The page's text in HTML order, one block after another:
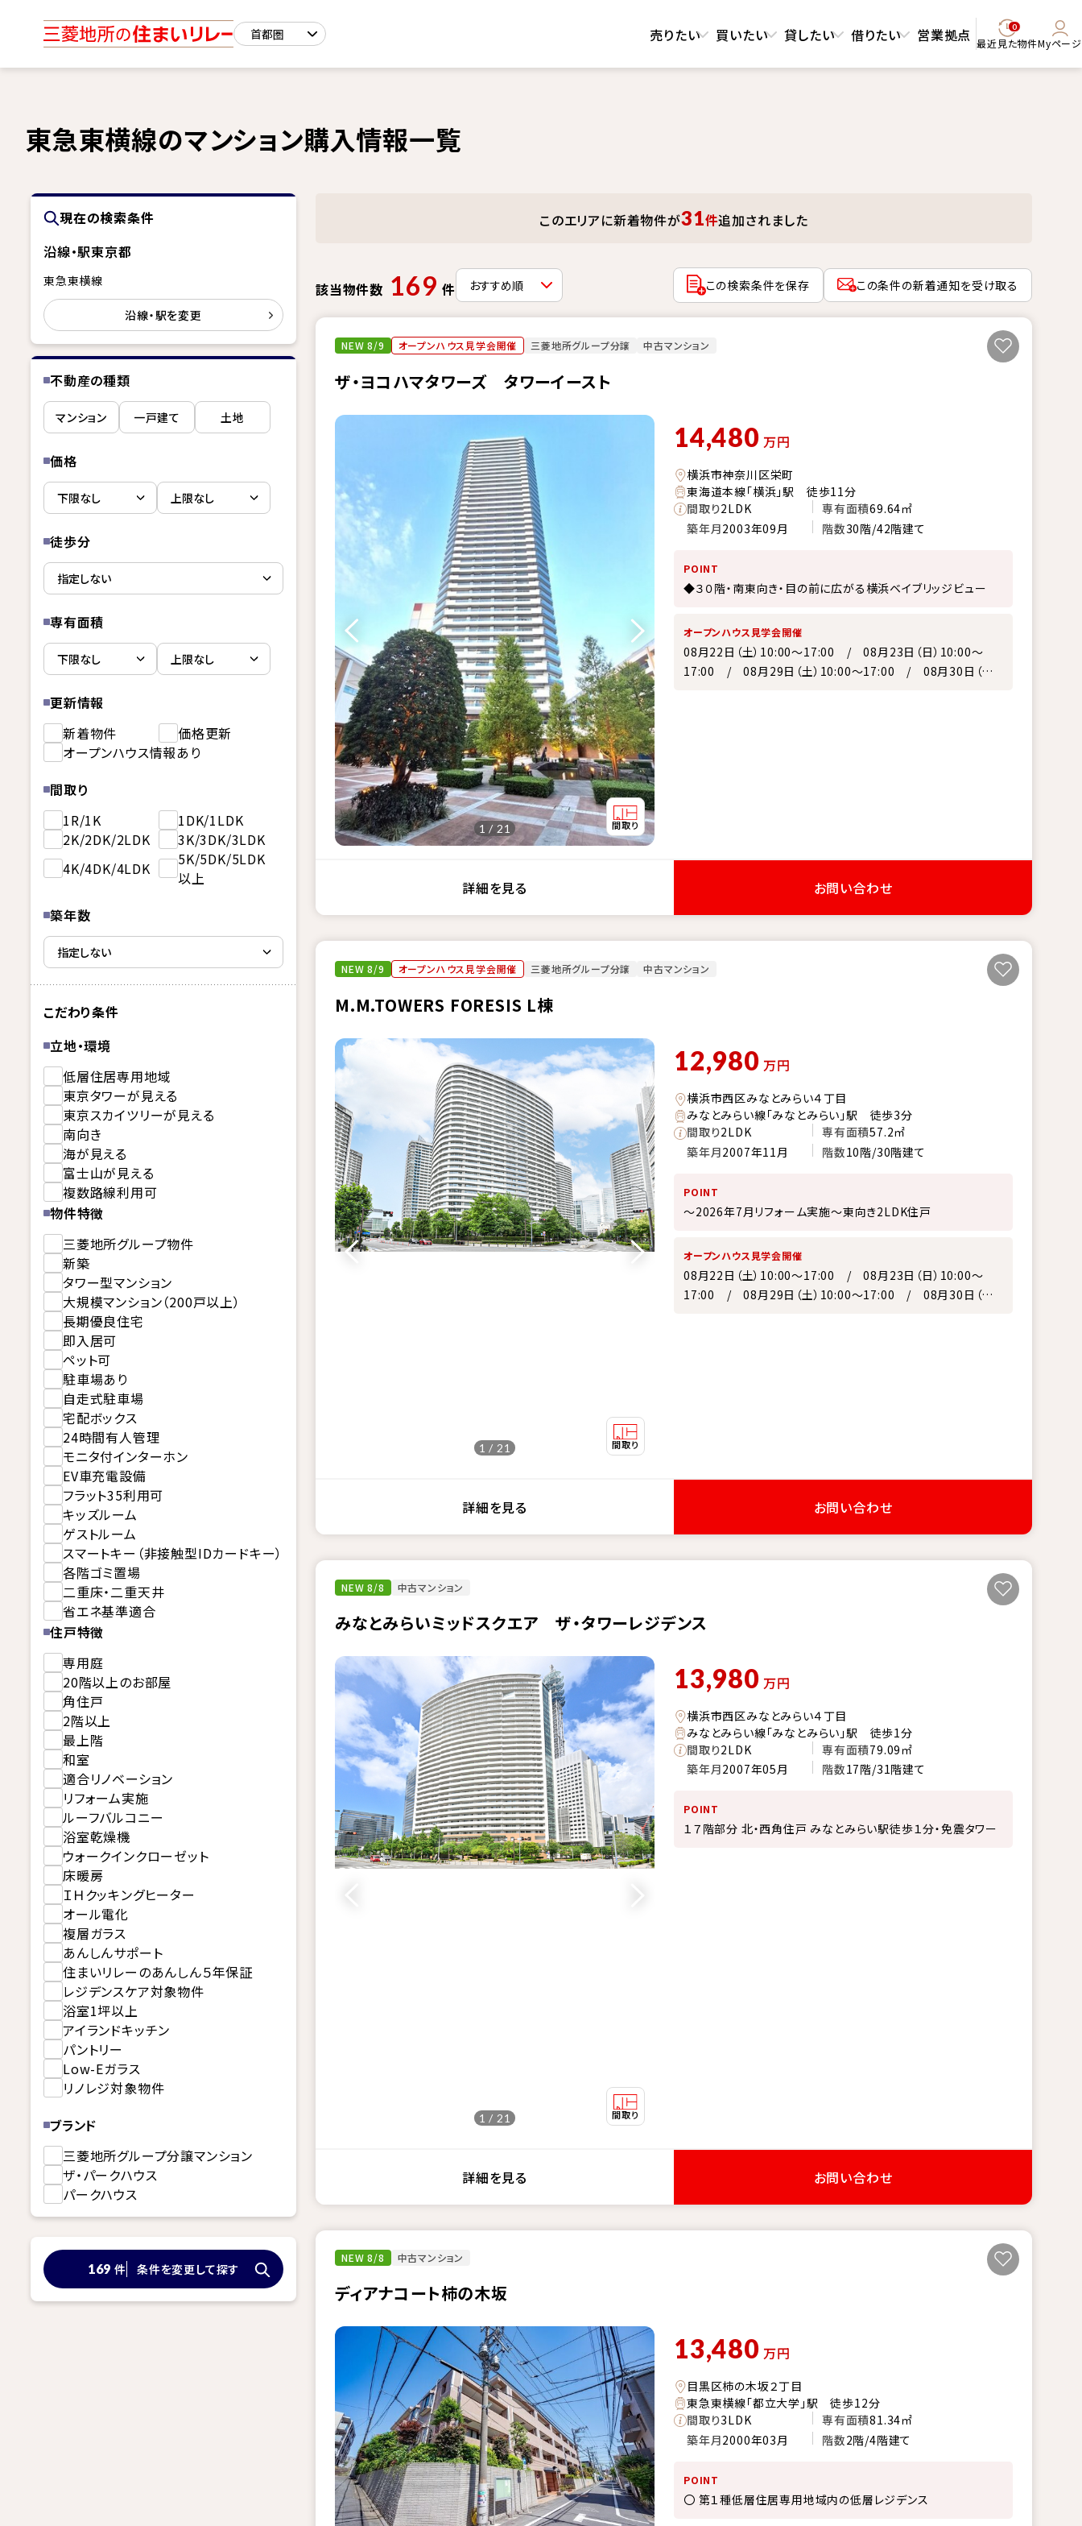
売りたい 買いたい 貸したい 借りたい 営業拠点 0
最近見た物件Myページ
東急東横線のマンション購入情報一覧
現在の検索条件
沿線・駅東京都
東急東横線
沿線・駅を変更
不動産の種類
マンション 一戸建て 土地
価格
徒歩分
専有面積
更新情報
新着物件
価格更新
オープンハウス情報あり
間取り
1R/1K
1DK/1LDK
2K/2DK/2LDK
3K/3DK/3LDK
4K/4DK/4LDK
5K/5DK/5LDK
以上
築年数
こだわり条件
立地・環境
低層住居専用地域
東京タワーが見える
東京スカイツリーが見える
南向き
海が見える
富士山が見える
複数路線利用可
物件特徴
三菱地所グループ物件
新築
タワー型マンション
大規模マンション（200戸以上）
長期優良住宅
即入居可
ペット可
駐車場あり
自走式駐車場
宅配ボックス
24時間有人管理
モニタ付インターホン
EV車充電設備
フラット35利用可
キッズルーム
ゲストルーム
スマートキー（非接触型IDカードキー）
各階ゴミ置場
二重床・二重天井
省エネ基準適合
住戸特徴
専用庭
20階以上のお部屋
角住戸
2階以上
最上階
和室
適合リノベーション
リフォーム実施
ルーフバルコニー
浴室乾燥機
ウォークインクローゼット
床暖房
ＩＨクッキングヒーター
オール電化
複層ガラス
あんしんサポート
住まいリレーのあんしん５年保証
レジデンスケア対象物件
浴室1坪以上
アイランドキッチン
パントリー
Low-Eガラス
リノレジ対象物件
ブランド
三菱地所グループ分譲マンション
ザ・パークハウス
パークハウス
169 件 条件を変更して探す
このエリアに新着物件が31件追加されました
該当物件数 169 件 この検索条件を保存 この条件の新着通知を受け取る
NEW 8/9 オープンハウス見学会開催 三菱地所グループ分譲 中古マンション
ザ・ヨコハマタワーズ タワーイースト
1 / 21
14,480 万円
横浜市神奈川区栄町
東海道本線「横浜」駅 徒歩11分
間取り2LDK 専有面積69.64㎡
築年月2003年09月 階数30階/42階建て
POINT
◆３０階・南東向き・目の前に広がる横浜ベイブリッジビュー
オープンハウス見学会開催
08月22日（土）10:00～17:00 / 08月23日（日）10:00～
17:00 / 08月29日（土）10:00～17:00 / 08月30日（日）
詳細を見る お問い合わせ
NEW 8/9 オープンハウス見学会開催 三菱地所グループ分譲 中古マンション
M.M.TOWERS FORESIS L棟
1 / 21
12,980 万円
横浜市西区みなとみらい４丁目
みなとみらい線「みなとみらい」駅 徒歩3分
間取り2LDK 専有面積57.2㎡
築年月2007年11月 階数10階/30階建て
POINT
～2026年7月リフォーム実施～東向き2LDK住戸
オープンハウス見学会開催
08月22日（土）10:00～17:00 / 08月23日（日）10:00～
17:00 / 08月29日（土）10:00～17:00 / 08月30日（日）
詳細を見る お問い合わせ
NEW 8/8 中古マンション
みなとみらいミッドスクエア ザ・タワーレジデンス
1 / 21
13,980 万円
横浜市西区みなとみらい４丁目
みなとみらい線「みなとみらい」駅 徒歩1分
間取り2LDK 専有面積79.09㎡
築年月2007年05月 階数17階/31階建て
POINT
１７階部分 北・西角住戸 みなとみらい駅徒歩１分・免震タワー
詳細を見る お問い合わせ
NEW 8/8 中古マンション
ディアナコート柿の木坂
13,480 万円
目黒区柿の木坂２丁目
東急東横線「都立大学」駅 徒歩12分
間取り3LDK 専有面積81.34㎡
築年月2000年03月 階数2階/4階建て
POINT
〇 第１種低層住居専用地域内の低層レジデンス